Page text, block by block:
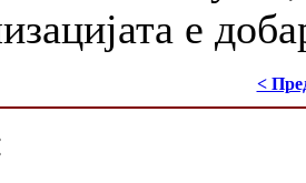
е
<